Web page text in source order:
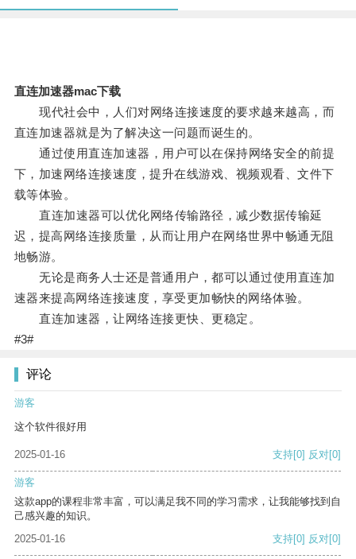
直连加速器mac下载
现代社会中，人们对网络连接速度的要求越来越高，而
直连加速器就是为了解决这一问题而诞生的。
通过使用直连加速器，用户可以在保持网络安全的前提
下，加速网络连接速度，提升在线游戏、视频观看、文件下
载等体验。
直连加速器可以优化网络传输路径，减少数据传输延
迟，提高网络连接质量，从而让用户在网络世界中畅通无阻
地畅游。
无论是商务人士还是普通用户，都可以通过使用直连加
速器来提高网络连接速度，享受更加畅快的网络体验。
直连加速器，让网络连接更快、更稳定。
#3#
评论
游客
这个软件很好用
2025-01-16 支持[0] 反对[0]
游客
这款app的课程非常丰富，可以满足我不同的学习需求，让我能够找到自
己感兴趣的知识。
2025-01-16
支持[0] 反对[0]